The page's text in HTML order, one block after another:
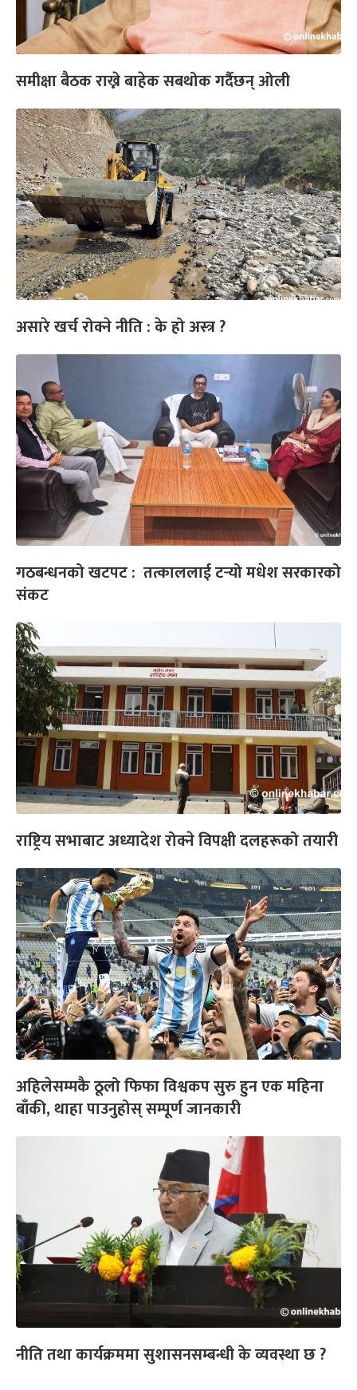
समीक्षा बैठक राख्ने बाहेक सबथोक गर्दैछन् ओली
असारे खर्च रोक्ने नीति : के हो अस्त्र ?
गठबन्धनको खटपट : तत्काललाई टर्‍यो मधेश सरकारको
संकट
राष्ट्रिय सभाबाट अध्यादेश रोक्ने विपक्षी दलहरूको तयारी
अहिलेसम्मकै ठूलो फिफा विश्वकप सुरु हुन एक महिना
बाँकी, थाहा पाउनुहोस् सम्पूर्ण जानकारी
नीति तथा कार्यक्रममा सुशासनसम्बन्धी के व्यवस्था छ ?